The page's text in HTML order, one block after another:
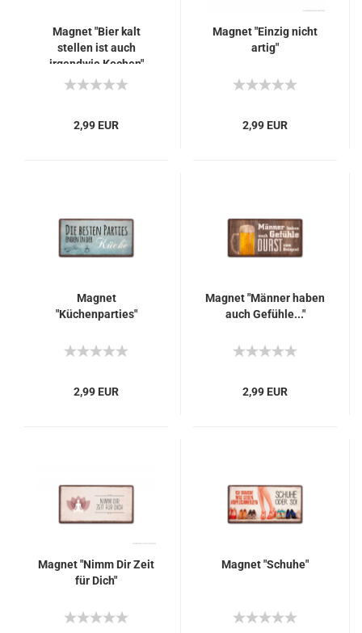
Magnet "Bier kalt
stellen ist auch
irgendwie Kochen"
2,99 EUR
Magnet "Einzig nicht
artig"
2,99 EUR
Magnet
"Küchenparties"
2,99 EUR
Magnet "Männer haben
auch Gefühle..."
2,99 EUR
Magnet "Nimm Dir Zeit
für Dich"
Magnet "Schuhe"